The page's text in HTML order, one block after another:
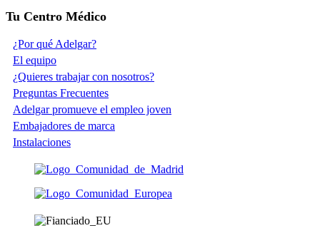
Tu Centro Médico
¿Por qué Adelgar?
El equipo
¿Quieres trabajar con nosotros?
Preguntas Frecuentes
Adelgar promueve el empleo joven
Embajadores de marca
Instalaciones